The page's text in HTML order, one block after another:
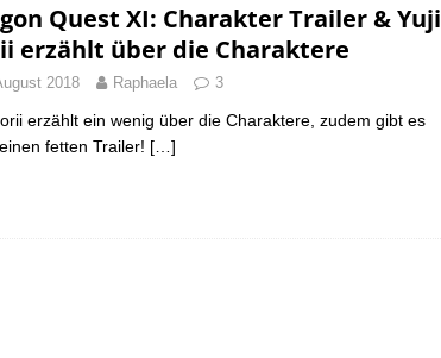
Quest XI: Charakter Trailer & Yuji
erzählt über die Charaktere
2018 Raphaela 3
erzählt ein wenig über die Charaktere, zudem gibt es
fetten Trailer! […]